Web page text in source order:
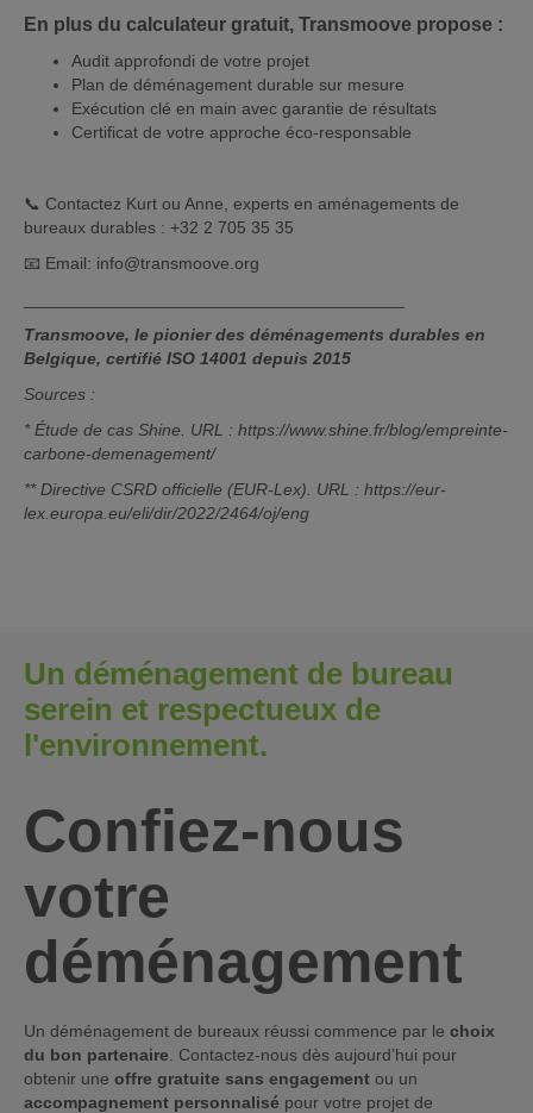
En plus du calculateur gratuit, Transmoove propose :
Audit approfondi de votre projet
Plan de déménagement durable sur mesure
Exécution clé en main avec garantie de résultats
Certificat de votre approche éco-responsable
📞 Contactez Kurt ou Anne, experts en aménagements de
bureaux durables : +32 2 705 35 35
📧 Email: info@transmoove.org
Transmoove, le pionier des déménagements durables en
Belgique, certifié ISO 14001 depuis 2015
Sources :
* Étude de cas Shine. URL : https://www.shine.fr/blog/empreinte-
carbone-demenagement/
** Directive CSRD officielle (EUR-Lex). URL : https://eur-
lex.europa.eu/eli/dir/2022/2464/oj/eng
Un déménagement de bureau
serein et respectueux de
l'environnement.
Confiez-nous
votre
déménagement
Un déménagement de bureaux réussi commence par le choix
du bon partenaire . Contactez-nous dès aujourd’hui pour
obtenir une offre gratuite sans engagement ou un
accompagnement personnalisé pour votre projet de